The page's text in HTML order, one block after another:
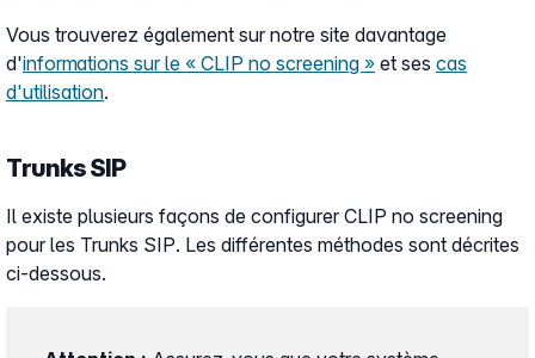
Vous trouverez également sur notre site davantage
d'informations sur le « CLIP no screening » et ses cas
d'utilisation.
Trunks SIP
Il existe plusieurs façons de configurer CLIP no screening
pour les Trunks SIP. Les différentes méthodes sont décrites
ci-dessous.